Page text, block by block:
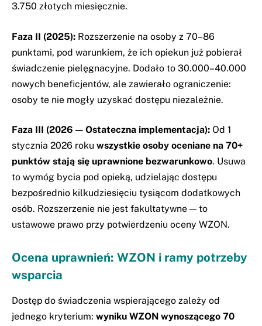
3.750 złotych miesięcznie.
Faza II (2025): Rozszerzenie na osoby z 70–86
punktami, pod warunkiem, że ich opiekun już pobierał
świadczenie pielęgnacyjne. Dodało to 30.000–40.000
nowych beneficjentów, ale zawierało ograniczenie:
osoby te nie mogły uzyskać dostępu niezależnie.
Faza III (2026 — Ostateczna implementacja): Od 1
stycznia 2026 roku wszystkie osoby oceniane na 70+
punktów stają się uprawnione bezwarunkowo. Usuwa
to wymóg bycia pod opieką, udzielając dostępu
bezpośrednio kilkudziesięciu tysiącom dodatkowych
osób. Rozszerzenie nie jest fakultatywne — to
ustawowe prawo przy potwierdzeniu oceny WZON.
Ocena uprawnień: WZON i ramy potrzeby
wsparcia
Dostęp do świadczenia wspierającego zależy od
jednego kryterium: wyniku WZON wynoszącego 70